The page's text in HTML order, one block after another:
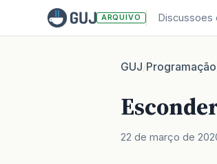
ARQUIVO Discussoes
GUJ/Programação
22 de março de